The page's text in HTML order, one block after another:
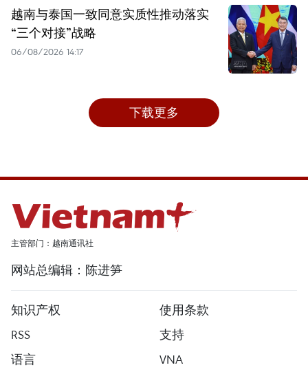
越南与泰国一致同意实质性推动落实
“三个对接”战略
06/08/2026 14:17
下载更多
主管部门：越南通讯社
网站总编辑：陈进笋
知识产权
使用条款
RSS
支持
语言
VNA